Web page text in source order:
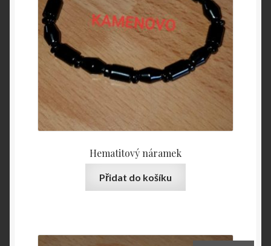
Hematitový náramek
Přidat do košíku